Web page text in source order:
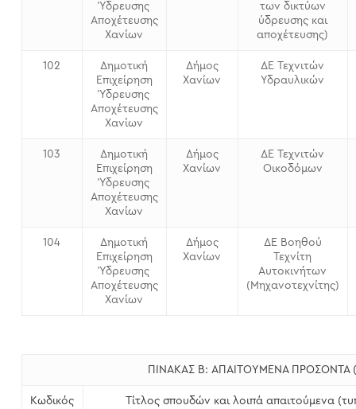
Ύδρευσης
Αποχέτευσης
Χανίων
των δικτύων
ύδρευσης και
αποχέτευσης)
102
Δημοτική
Επιχείρηση
Ύδρευσης
Αποχέτευσης
Χανίων
Δήμος
Χανίων
ΔΕ Τεχνιτών
Υδραυλικών
103
Δημοτική
Επιχείρηση
Ύδρευσης
Αποχέτευσης
Χανίων
Δήμος
Χανίων
ΔΕ Τεχνιτών
Οικοδόμων
104
Δημοτική
Επιχείρηση
Ύδρευσης
Αποχέτευσης
Χανίων
Δήμος
Χανίων
ΔΕ Βοηθού
Τεχνίτη
Αυτοκινήτων
(Μηχανοτεχνίτης)
ΠΙΝΑΚΑΣ Β: ΑΠΑΙΤΟΥΜΕΝΑ ΠΡΟΣΟΝΤΑ
Κωδικός
Τίτλος σπουδών και λοιπά απαιτούμενα